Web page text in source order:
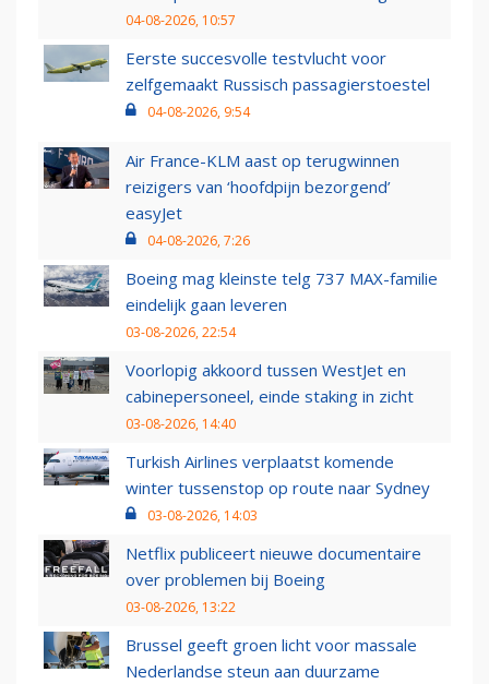
04-08-2026, 10:57
Eerste succesvolle testvlucht voor
zelfgemaakt Russisch passagierstoestel
04-08-2026, 9:54
Air France-KLM aast op terugwinnen
reizigers van ‘hoofdpijn bezorgend’
easyJet
04-08-2026, 7:26
Boeing mag kleinste telg 737 MAX-familie
eindelijk gaan leveren
03-08-2026, 22:54
Voorlopig akkoord tussen WestJet en
cabinepersoneel, einde staking in zicht
03-08-2026, 14:40
Turkish Airlines verplaatst komende
winter tussenstop op route naar Sydney
03-08-2026, 14:03
Netflix publiceert nieuwe documentaire
over problemen bij Boeing
03-08-2026, 13:22
Brussel geeft groen licht voor massale
Nederlandse steun aan duurzame